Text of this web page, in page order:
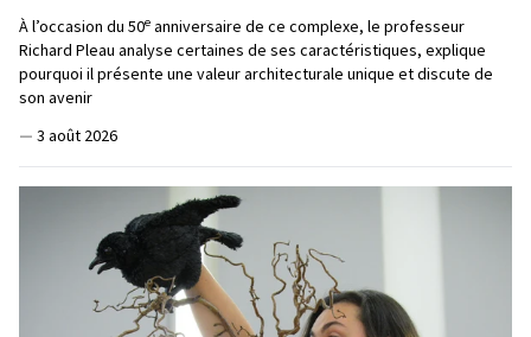
À l’occasion du 50e anniversaire de ce complexe, le professeur
Richard Pleau analyse certaines de ses caractéristiques, explique
pourquoi il présente une valeur architecturale unique et discute de
son avenir
— 3 août 2026